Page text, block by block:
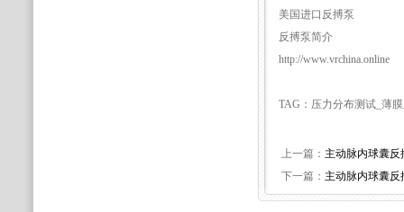
美国进口反搏泵
反搏泵简介
http://www.vrchina.online
TAG：压力分布测试_薄
上一篇： 主动脉内球囊
下一篇： 主动脉内球囊